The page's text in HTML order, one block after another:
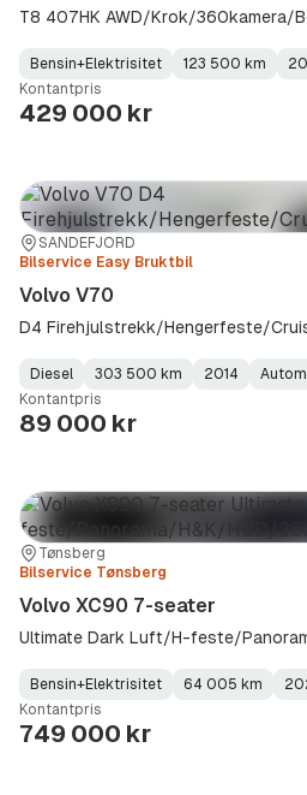
T8 407HK AWD/Krok/360kamera/
Fuel
Type:
Bensin+Elektrisitet
Kilometerstand: 123 500 km
Model
Year:
Gearbox
Type:
Kontantpris
429 000 kr
Sted:
SANDEFJORD
Forhandler:
Bilservice Easy Bruktbil
Volvo V70
D4 Firehjulstrekk/Hengerfeste/
Fuel
Type:
Diesel
Kilometerstand :
303 500 km
Model
Year:
2014
Gearbox
Type:
Kontantpris
89 000 kr
Sted:Tønsberg
Forhandler:
Bilservice Tønsberg
Volvo XC90 7-seater
Ultimate Dark Luft/H-feste/
Fuel
Type:
Bensin+Elektrisitet
Kilometerstand: 64 005 km
Model
Year:
Gearbox
Type:
Kontantpris
749 000 kr